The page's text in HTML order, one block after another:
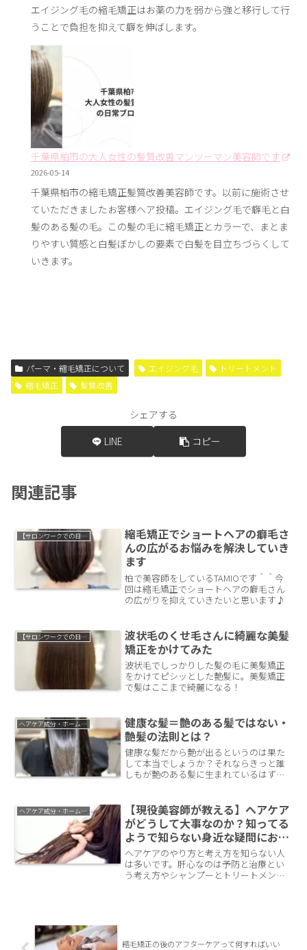
エイジング毛の縮毛矯正はお薬の力を弱から強と移行して行
うことで負担を抑えて癖を伸ばします。
千葉県柏市の大人女性の髪質改善マンツーマン美容師です
2026-05-14
千葉県柏市の縮毛矯正髪質改善美容師です。以前に施術させ
ていただきましたお客様ヘア投稿。エイジング毛で癖毛と白
髪のある髪の毛。この髪の毛に縮毛矯正とカラーで、まとま
りやすい質感と白髪ぼかしの要素で白髪を目立ちづらくして
いきます。
パーマ・縮毛矯正について エイジング毛
トリートメント
縮毛矯正
髪質改善
シェアする
LINE
コピー
関連記事
【サロンワークでの日常】
縮毛矯正でショートヘアの癖毛さ
んの広がるお悩みを解決していき
ます
柏で美容師をしているTAMIOです＾＾今
回は縮毛矯正でショートヘアの癖毛さん
の広がりを抑えていきたいと思います♪
【サロンワークでの日常】
波状毛のくせ毛さんに綺麗な美髪
矯正をかけてみた
波状毛でしっかりした髪の毛に美髪矯正
をかけてピシッとした艶髪に。美髪矯正
で髪はここまで綺麗になる！
ヘアケア成分・ホームケアについて
健康な髪＝艶のある髪ではない・
艶髪の法則とは？
健康な髪だから艶が出るというのは果た
して本当でしょうか？それならきっと誰
しもが艶のある髪に生まれているはずで
ヘアケア成分・ホームケアについて
【現役美容師が教える】ヘアケア
がどうして大事なのか？知ってる
ようで知らない身近な疑問にお応
えします。
ヘアケアのやり方と考え方を知らない人
は多いです。肝心なのは予防と治療とい
う考え方やシャンプーとトリートメント
縮毛矯正の後のアフターケアって何すればいい